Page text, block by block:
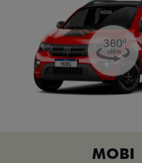
MOBI